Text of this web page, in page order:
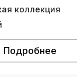
коллекция
Подробнее